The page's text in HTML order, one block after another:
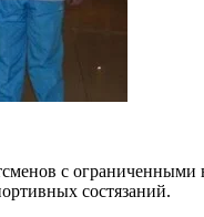
с ограниченными
состязаний.